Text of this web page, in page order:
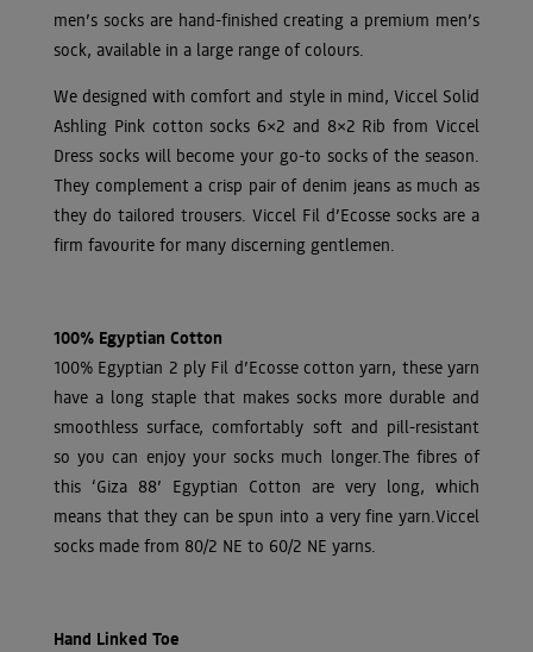
men’s socks are hand-finished creating a premium men’s
sock, available in a large range of colours.
We designed with comfort and style in mind, Viccel Solid
Ashling Pink cotton socks 6×2 and 8×2 Rib from Viccel
Dress socks will become your go-to socks of the season.
They complement a crisp pair of denim jeans as much as
they do tailored trousers. Viccel Fil d’Ecosse socks are a
firm favourite for many discerning gentlemen.
100% Egyptian Cotton
100% Egyptian 2 ply Fil d’Ecosse cotton yarn, these yarn
have a long staple that makes socks more durable and
smoothless surface, comfortably soft and pill-resistant
so you can enjoy your socks much longer.The fibres of
this ‘Giza 88’ Egyptian Cotton are very long, which
means that they can be spun into a very fine yarn.Viccel
socks made from 80/2 NE to 60/2 NE yarns.
Hand Linked Toe